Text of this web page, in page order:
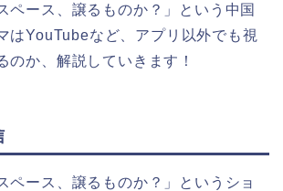
ペース、譲るものか？」という中国
はYouTubeなど、アプリ以外でも視
のか、解説していきます！
ペース、譲るものか？」というショ